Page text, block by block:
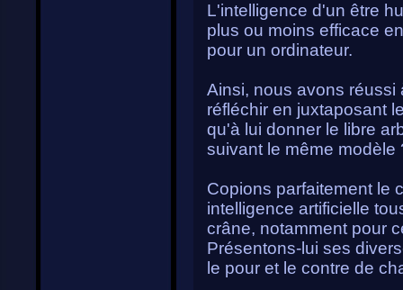
L'intelligence d'un être
plus ou moins efficace
pour un ordinateur.
Ainsi, nous avons réussi
réfléchir en juxtaposant
qu'à lui donner le libre
suivant le même modèle
Copions parfaitement le
intelligence artificielle
crâne, notamment pour
Présentons-lui ses
le pour et le contre de